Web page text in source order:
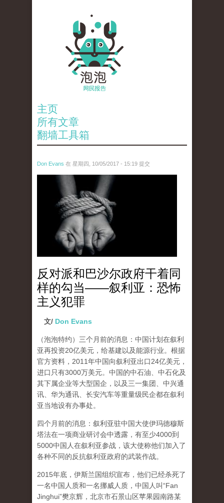
主页
所有文章
翻墙工具箱
Don Evans 在 星期四, 10/05/2017 - 15:19 提交
tou_.jpeg
反对派和巴沙尔政府干着同
样的勾当——叙利亚：恐怖
主义犯罪
文/ Don Evans
（泡泡特约） 三个月前的消息：中国计划在叙利
亚再投资20亿美元，给基建以及能源行业。根据
官方资料，2011年中国向叙利亚出口24亿美元，
进口只有3000万美元。中国的中石油、中石化及
其下属企业等大型国企，以及三一集团、中兴通
讯、华为通讯、长安汽车等重量级民企都在叙利
亚当地设有办事处。
四个月前的消息：叙利亚驻中国大使伊玛德穆斯
塔法在一项商业研讨会中透露，有至少4000到
5000中国人在叙利亚参战，该大使称他们加入了
各种不同的反抗叙利亚政府的武装作战。
2015年底，伊斯兰国组织宣布，他们已经杀死了
一名中国人质和一名挪威人质，中国人叫“Fan
Jinghui”樊京辉，北京市石景山区苹果园南路某